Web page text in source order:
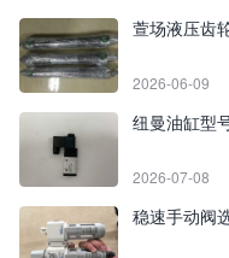
萱场液压齿
2026-06-09
纽曼油缸型
2026-07-08
稳速手动阀